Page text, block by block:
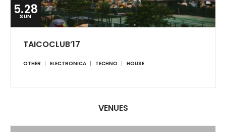
5.28
SUN
TAICOCLUB’17
OTHER ELECTRONICA TECHNO HOUSE
VENUES